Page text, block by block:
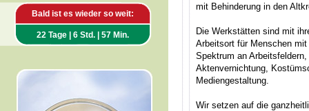
Bald ist es wieder so weit:
22 Tage | 6 Std. | 57 Min.
mit Behinderung in den
Die Werkstätten sind mit
Arbeitsort für Menschen
Spektrum an
Aktenvernichtung,
Mediengestaltung.
Wir setzen auf die